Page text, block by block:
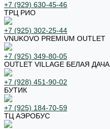
+7 (929) 630-45-46
ТРЦ РИО
+7 (925) 302-25-44
VNUKOVO PREMIUM OUTLET
+7 (925) 349-80-05
OUTLET VILLAGE БЕЛАЯ ДАЧА
+7 (928) 451-90-02
БУТИК
+7 (925) 184-70-59
ТЦ АЭРОБУС